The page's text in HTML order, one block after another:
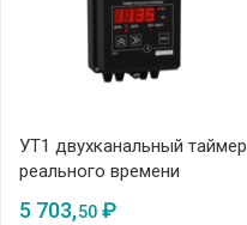
УТ1 двухканальный таймер
реального времени
5 703,50 ₽